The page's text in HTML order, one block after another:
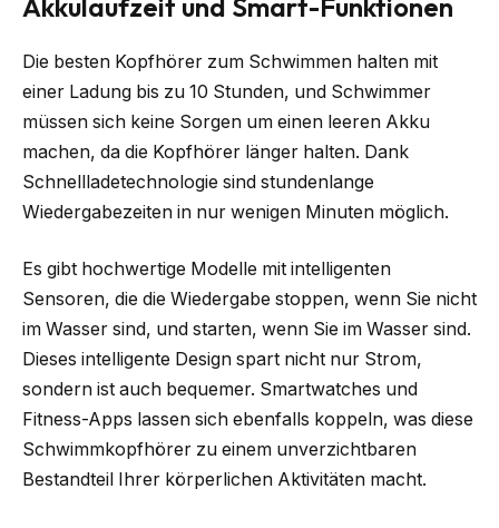
Die besten Kopfhörer zum Schwimmen halten mit
einer Ladung bis zu 10 Stunden, und Schwimmer
müssen sich keine Sorgen um einen leeren Akku
machen, da die Kopfhörer länger halten. Dank
Schnellladetechnologie sind stundenlange
Wiedergabezeiten in nur wenigen Minuten möglich.
Es gibt hochwertige Modelle mit intelligenten
Sensoren, die die Wiedergabe stoppen, wenn Sie nicht
im Wasser sind, und starten, wenn Sie im Wasser sind.
Dieses intelligente Design spart nicht nur Strom,
sondern ist auch bequemer. Smartwatches und
Fitness-Apps lassen sich ebenfalls koppeln, was diese
Schwimmkopfhörer zu einem unverzichtbaren
Bestandteil Ihrer körperlichen Aktivitäten macht.